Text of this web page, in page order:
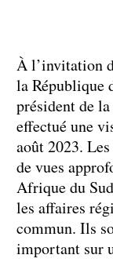
À l’invitation
la République
président de
effectué une
août 2023.
de vues
Afrique du
les affaires
commun. Ils
important sur